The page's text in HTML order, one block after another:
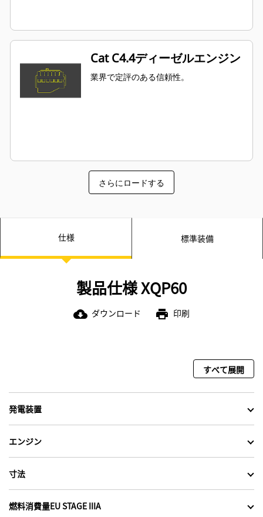
Cat C4.4ディーゼルエンジン
業界で定評のある信頼性。
さらにロードする
仕様 標準装備
製品仕様 XQP60
cloud_download ダウンロード print 印刷
すべて展開
発電装置
エンジン
寸法
燃料消費量EU STAGE IIIA